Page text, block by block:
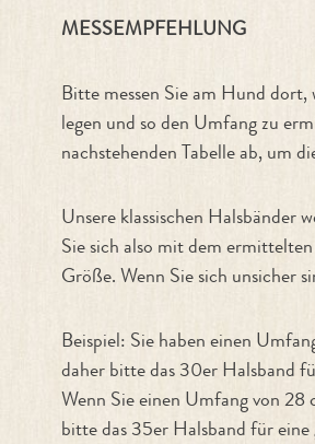
MESSEMPFEHLUNG
Bitte messen Sie am Hund dort,
legen und so den Umfang zu
nachstehenden Tabelle ab, um
Unsere klassischen Halsbänder
Sie sich also mit dem
Größe. Wenn Sie sich unsicher
Beispiel: Sie haben einen
daher bitte das 30er Halsband
Wenn Sie einen Umfang von 28
bitte das 35er Halsband für eine